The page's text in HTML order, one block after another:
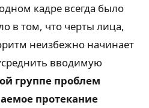
кадре всегда было
в том, что черты лица,
неизбежно начинает
вводимую
группе проблем
протекание